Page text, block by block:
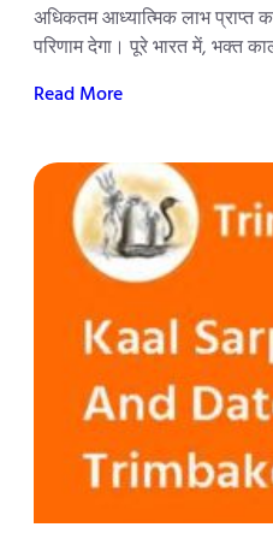
अधिकतम आध्यात्मिक लाभ प्राप्त
परिणाम देगा। पूरे भारत में, भक्त
Read More